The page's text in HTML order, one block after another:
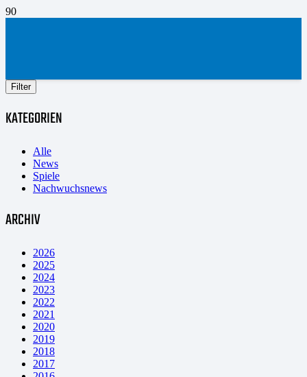
Filter
KATEGORIEN
Alle
News
Spiele
Nachwuchsnews
ARCHIV
2026
2025
2024
2023
2022
2021
2020
2019
2018
2017